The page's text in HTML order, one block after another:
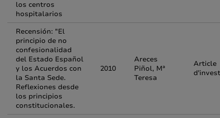
los centros
hospitalarios
Recensión: "El
principio de no
confesionalidad
del Estado Español
y los Acuerdos con
la Santa Sede.
Reflexiones desde
los principios
constitucionales.
2010
Areces
Piñol, Mª
Teresa
Article